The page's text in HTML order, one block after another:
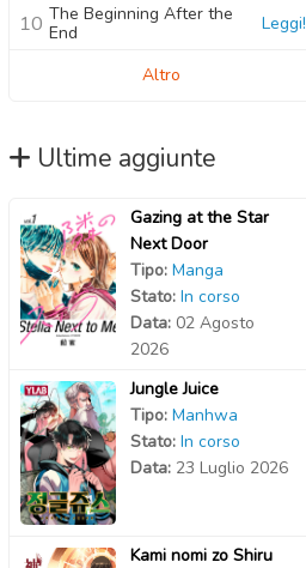
10 The Beginning After the
End
Leggi!
Altro
Ultime aggiunte
Gazing at the Star
Next Door
Tipo: Manga
Stato: In corso
Data: 02 Agosto
2026
Jungle Juice
Tipo: Manhwa
Stato: In corso
Data: 23 Luglio 2026
Kami nomi zo Shiru